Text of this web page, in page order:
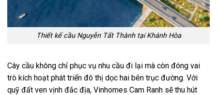
Thiết kế cầu Nguyễn Tất Thành tại Khánh Hòa
Cây cầu không chỉ phục vụ nhu cầu đi lại mà còn đóng vai
trò kích hoạt phát triển đô thị dọc hai bên trục đường. Với
quỹ đất ven vịnh đắc địa, Vinhomes Cam Ranh sẽ thu hút